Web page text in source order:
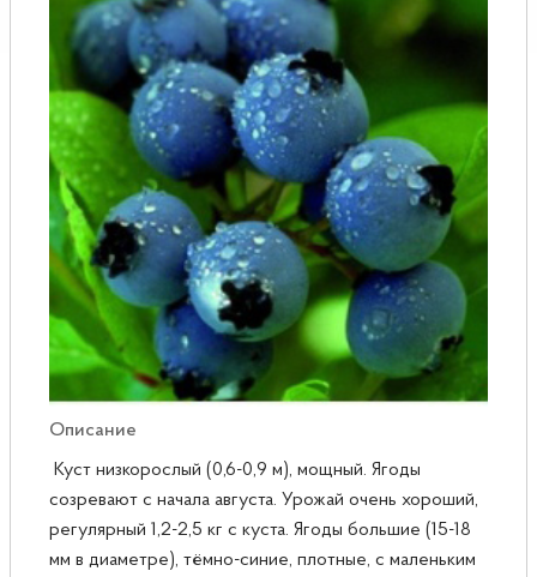
НОВИНКА Английские и Японские розы
Саженцы плодовые
Сирень
Описание
Куст низкорослый (0,6-0,9 м), мощный. Ягоды
созревают с начала августа. Урожай очень хороший,
регулярный 1,2-2,5 кг с куста. Ягоды большие (15-18
мм в диаметре), тёмно-синие, плотные, с маленьким